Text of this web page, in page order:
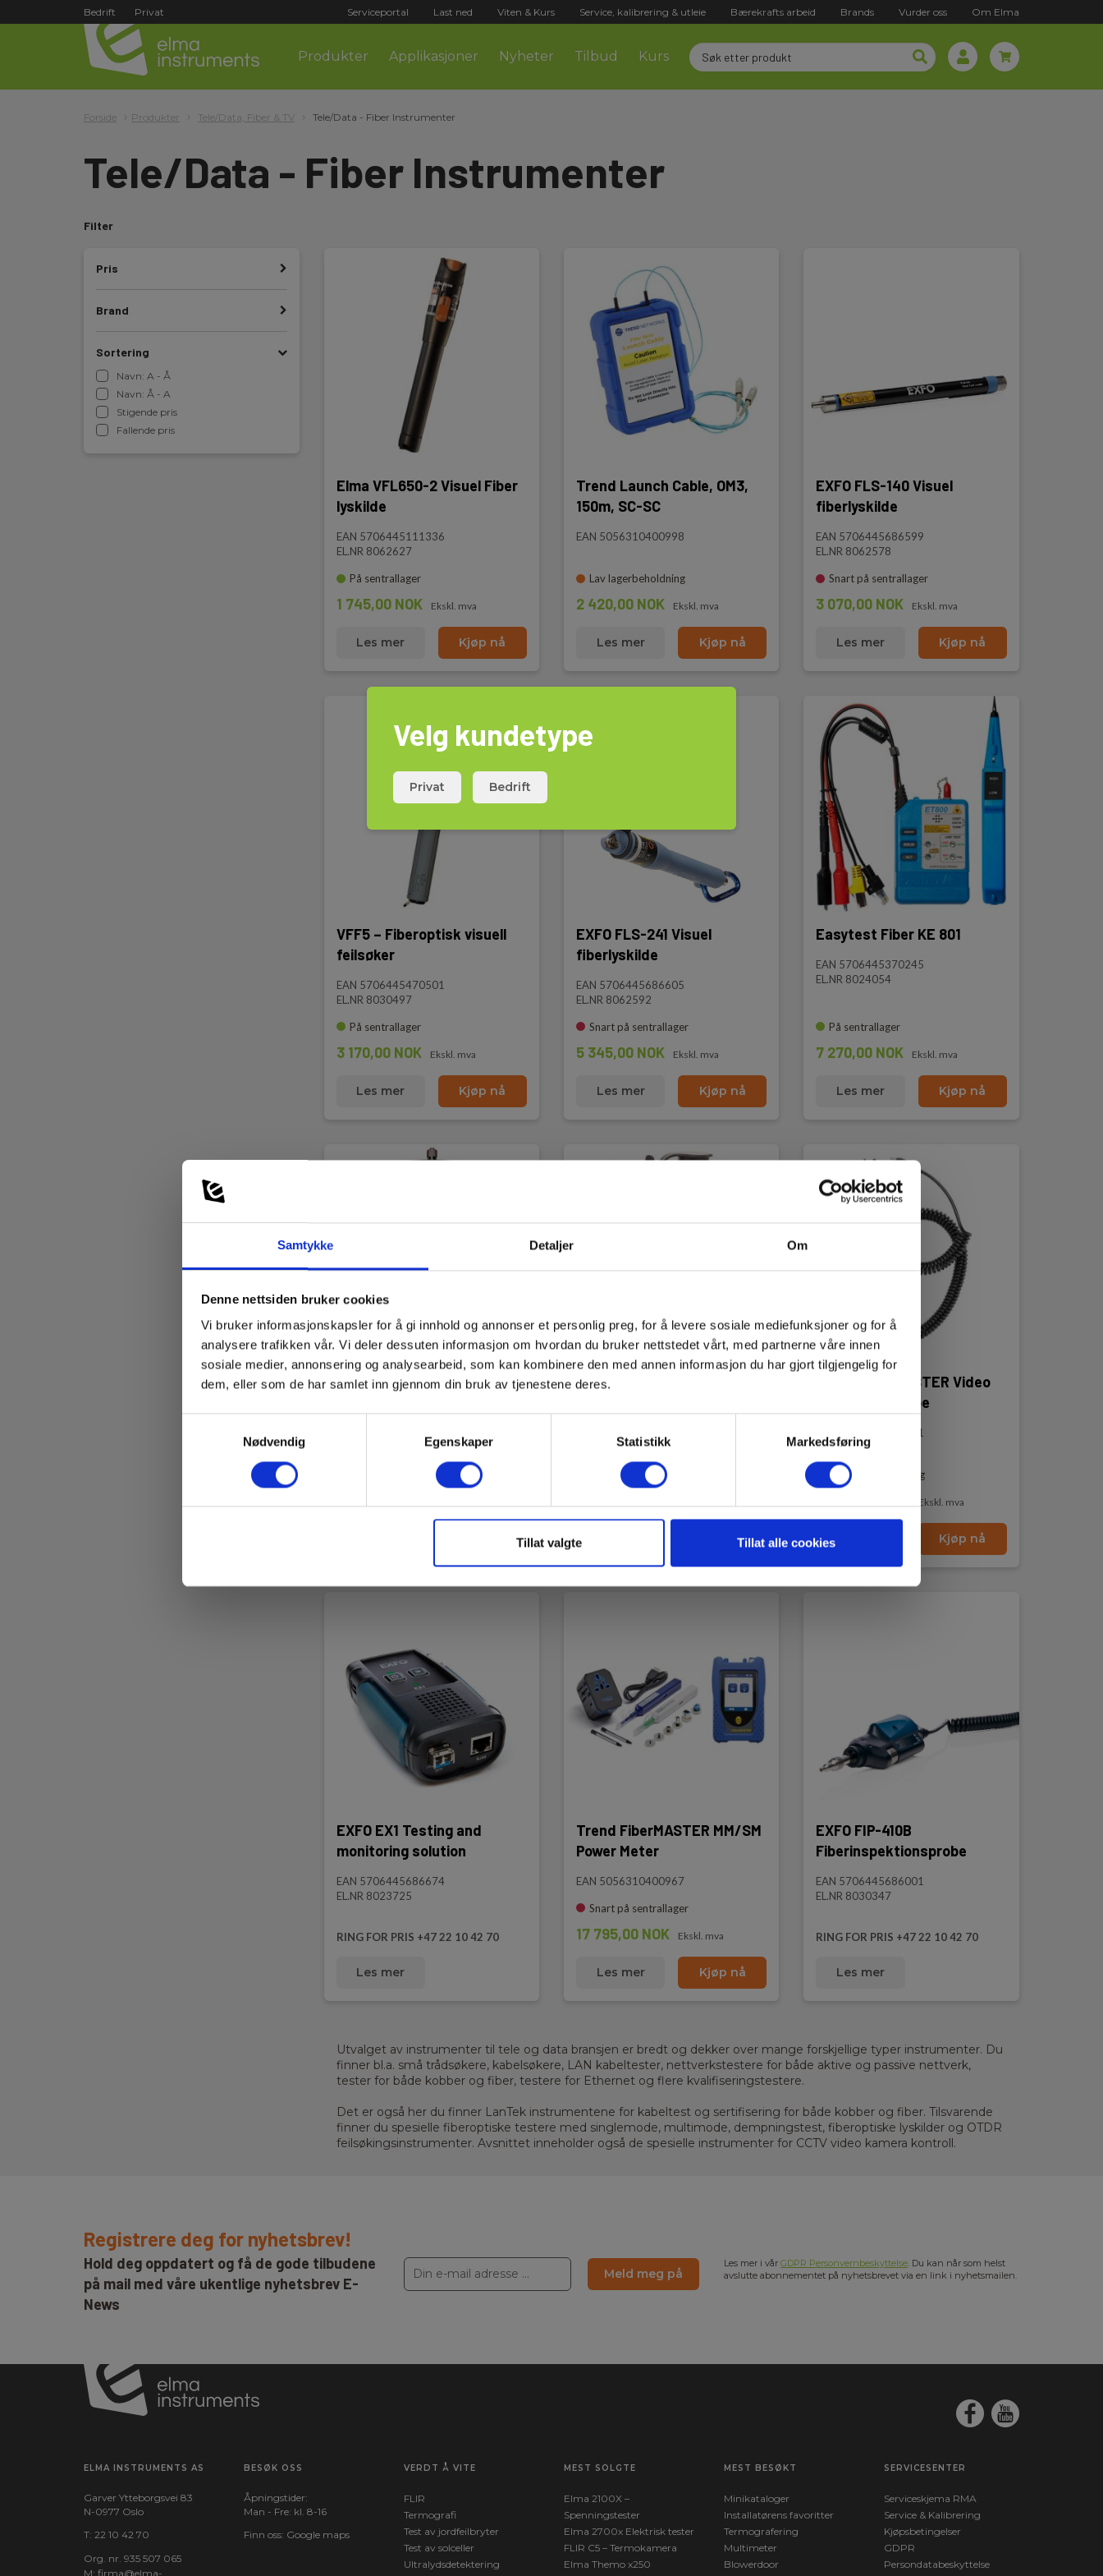
Samtykke Detaljer Om
Denne nettsiden bruker cookies
Vi bruker informasjonskapsler for å gi innhold og annonser et personlig preg, for å levere sosiale mediefunksjoner og for å
analysere trafikken vår. Vi deler dessuten informasjon om hvordan du bruker nettstedet vårt, med partnerne våre innen
sosiale medier, annonsering og analysearbeid, som kan kombinere den med annen informasjon du har gjort tilgjengelig for
dem, eller som de har samlet inn gjennom din bruk av tjenestene deres.
Nødvendig
Egenskaper Statistikk Markedsføring
Tillat valgte Tillat alle cookies
Bedrift Privat Serviceportal Last ned Viten & Kurs Service, kalibrering & utleie Bærekrafts arbeid Brands Vurder oss Om Elma
Produkter Applikasjoner Nyheter Tilbud Kurs
Forside Produkter Tele/Data, Fiber & TV Tele/Data - Fiber Instrumenter
Tele/Data - Fiber Instrumenter
Filter
Pris
Brand
Sortering
Navn: A - Å
Navn: Å - A
Stigende pris
Fallende pris
Elma VFL650-2 Visuel Fiber
lyskilde
EAN 5706445111336
EL.NR 8062627
På sentrallager
1 745,00 NOK Ekskl. mva
Les mer Kjøp nå
Trend Launch Cable, OM3,
150m, SC-SC
EAN 5056310400998
Lav lagerbeholdning
2 420,00 NOK Ekskl. mva
Les mer Kjøp nå
EXFO FLS-140 Visuel
fiberlyskilde
EAN 5706445686599
EL.NR 8062578
Snart på sentrallager
3 070,00 NOK Ekskl. mva
Les mer Kjøp nå
VFF5 – Fiberoptisk visuell
feilsøker
EAN 5706445470501
EL.NR 8030497
På sentrallager
3 170,00 NOK Ekskl. mva
Les mer Kjøp nå
EXFO FLS-241 Visuel
fiberlyskilde
EAN 5706445686605
EL.NR 8062592
Snart på sentrallager
5 345,00 NOK Ekskl. mva
Les mer Kjøp nå
Easytest Fiber KE 801
EAN 5706445370245
EL.NR 8024054
På sentrallager
7 270,00 NOK Ekskl. mva
Les mer Kjøp nå
Trend Fibermaster kun
Snart på sentrallager
EXFO PX1-PRO
EAN 5706445686797
RING FOR PRIS +47 22 10 42 70
Trend FiberMASTER Video
Inspection Probe
EAN 5056310400981
Lav lagerbeholdning
Ekskl. mva
Kjøp nå
EXFO EX1 Testing and
monitoring solution
EAN 5706445686674
EL.NR 8023725
RING FOR PRIS +47 22 10 42 70
Les mer
Trend FiberMASTER MM/SM
Power Meter
EAN 5056310400967
Snart på sentrallager
17 795,00 NOK Ekskl. mva
Les mer Kjøp nå
EXFO FIP-410B
Fiberinspektionsprobe
EAN 5706445686001
EL.NR 8030347
RING FOR PRIS +47 22 10 42 70
Les mer
Utvalget av instrumenter til tele og data bransjen er bredt og dekker over mange forskjellige typer instrumenter. Du
finner bl.a. små trådsøkere, kabelsøkere, LAN kabeltester, nettverkstestere for både aktive og passive nettverk,
tester for både kobber og fiber, testere for Ethernet og flere kvalifiseringstestere.
Det er også her du finner LanTek instrumentene for kabeltest og sertifisering for både kobber og fiber. Tilsvarende
finner du spesielle fiberoptiske testere med singlemode, multimode, dempningstest, fiberoptiske lyskilder og OTDR
feilsøkingsinstrumenter. Avsnittet inneholder også de spesielle instrumenter for CCTV video kamera kontroll.
Registrere deg for nyhetsbrev!
Hold deg oppdatert og få de gode tilbudene
på mail med våre ukentlige nyhetsbrev E-
News
Meld meg på
Les mer i vår GDPR Personvernbeskyttelse. Du kan når som helst
avslutte abonnementet på nyhetsbrevet via en link i nyhetsmailen.
ELMA INSTRUMENTS AS
Garver Ytteborgsvei 83
N-0977 Oslo
T: 22 10 42 70
Org. nr. 935 507 065
M: firma@elma-
BESØK OSS
Åpningstider:
Man - Fre: kl. 8-16
Finn oss: Google maps
VERDT Å VITE
FLIR
Termografi
Test av jordfeilbryter
Test av solceller
Ultralydsdetektering
MEST SOLGTE
Elma 2100X –
Spenningstester
Elma 2700x Elektrisk tester
FLIR C5 – Termokamera
Elma Themo x250
MEST BESØKT
Minikataloger
Installatørens favoritter
Termografering
Multimeter
Blowerdoor
SERVICESENTER
Serviceskjema RMA
Service & Kalibrering
Kjøpsbetingelser
GDPR
Persondatabeskyttelse
Velg kundetype
Privat Bedrift